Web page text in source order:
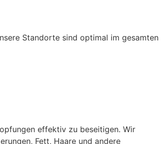
Standorte sind optimal im gesamten
effektiv zu beseitigen. Wir
Fett, Haare und andere